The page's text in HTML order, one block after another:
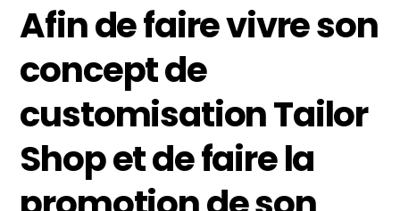
Afin de faire vivre son
concept de
customisation Tailor
Shop et de faire la